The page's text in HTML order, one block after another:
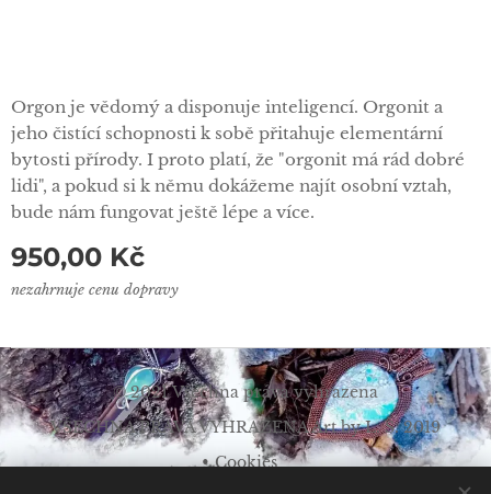
Orgon je vědomý a disponuje inteligencí. Orgonit a
jeho čistící schopnosti k sobě přitahuje elementární
bytosti přírody. I proto platí, že "orgonit má rád dobré
lidi", a pokud si k němu dokážeme najít osobní vztah,
bude nám fungovat ještě lépe a více.
950,00 Kč
nezahrnuje cenu dopravy
© 2021 Všechna práva vyhrazena
VŠECHNA PRÁVA VYHRAZENA Art by L. Š. 2019
Cookies